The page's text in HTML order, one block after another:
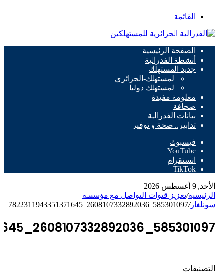
القائمة
الصفحة الرئيسية
أنشطة الفدرالية
جديد المستهلك
المستهلك-الجزائري
المستهلك دوليا
معلومة مفيدة
صحافة
بيانات الفدرالية
تدابير.. صحة و توفير
فيسبوك
‫YouTube
انستقرام
‫TikTok
الأحد, 9 أغسطس 2026
الرئيسية/تعزيز قنوات التواصل مع مؤسسة
سونلغاز/
585301097_2608107332892036_7822311943351371645_n
585301097_2608107332892036_7822311943351371645_n
التصنيفات